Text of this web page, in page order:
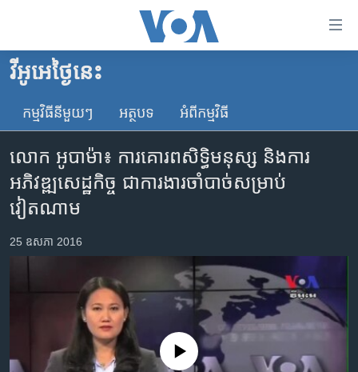
គេហទំព័រ​
ទាក់ទង
និង​
ចូល​
ទំព័រ​
ព័ត៌មាន​​
ម្តង
រចនា
កម្ពុជា
អន្តរជាតិ
ចិន
ហេឡូវីអូអេ
ព្រឹត្តិការណ៍ព័ត៌មាន
ទូរទស្សន៍ / វីដេអូ​
វិទ្យុ / ផតខាសថ៍
កម្មវិធីទាំងអស់
វីអូអេថ្ងៃនេះ
កម្មវិធី​នីមួយៗ អត្ថបទ​ អំពី​កម្មវិធី​
លោក អូបាម៉ា៖ ការគោរព​សិទ្ធិ​មនុស្ស និង​ការ
អភិវឌ្ឍ​សេដ្ឋកិច្ច​ ជា​ការងារ​ចាំបាច់​សម្រាប់​
វៀតណាម
25 ឧសភា 2016
No media source currently available